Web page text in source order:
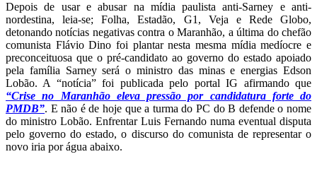
Depois de usar e abusar na mídia paulista anti-Sarney e anti-
nordestina, leia-se; Folha, Estadão, G1, Veja e Rede Globo,
detonando notícias negativas contra o Maranhão, a última do chefão
comunista Flávio Dino foi plantar nesta mesma mídia medíocre e
preconceituosa que o pré-candidato ao governo do estado apoiado
pela família Sarney será o ministro das minas e energias Edson
Lobão. A “notícia” foi publicada pelo portal IG afirmando que
“Crise no Maranhão eleva pressão por candidatura forte do
PMDB”. E não é de hoje que a turma do PC do B defende o nome
do ministro Lobão. Enfrentar Luis Fernando numa eventual disputa
pelo governo do estado, o discurso do comunista de representar o
novo iria por água abaixo.